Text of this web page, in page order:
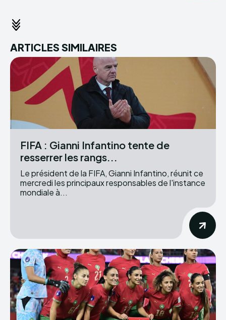
ARTICLES SIMILAIRES
FIFA : Gianni Infantino tente de
resserrer les rangs...
Le président de la FIFA, Gianni Infantino, réunit ce
mercredi les principaux responsables de l'instance
mondiale à...